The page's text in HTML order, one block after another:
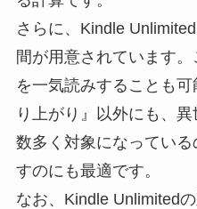
さらに、Kindle
間が用意されています
を一気読みすることも
り上がり』以外にも、
数多く対象になってい
すのにも最適です。
なお、Kindle Unlimited